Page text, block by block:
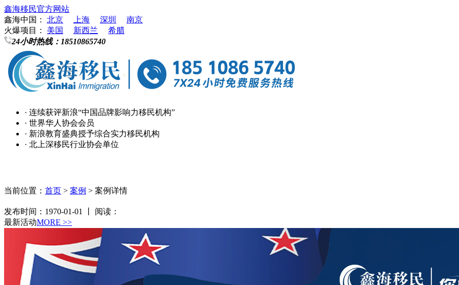
鑫海移民官方网站
鑫海中国：
北京 上海 深圳
南京
火爆项目：
美国 新西兰
希腊
24小时热线： 18510865740
· 连续获评新浪“中国品牌影响力移民机构”
· 世界华人协会会员
· 新浪教育盛典授予综合实力移民机构
· 北上深移民行业协会单位
项目
新西兰
当前位置： 首页 > 案例 > 案例详情
发布时间：1970-01-01 丨 阅读：
最新活动MORE >>